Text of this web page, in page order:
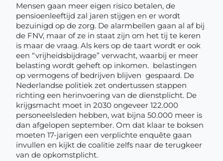
Mensen gaan meer eigen risico betalen, de
pensioenleeftijd zal jaren stijgen en er wordt
bezuinigd op de zorg. De alarmbellen gaan al af bij
de FNV, maar of ze in staat zijn om het tij te keren
is maar de vraag. Als kers op de taart wordt er ook
een “vrijheidsbijdrage” verwacht, waarbij er meer
belasting wordt geheft op inkomen. belastingen
op vermogens of bedrijven blijven gespaard. De
Nederlandse politiek zet ondertussen stappen
richting een herinvoering van de dienstplicht. De
krijgsmacht moet in 2030 ongeveer 122.000
personeelsleden hebben, wat bijna 50.000 meer is
dan afgelopen september. Om dat klaar te boksen
moeten 17-jarigen een verplichte enquête gaan
invullen en kijkt de coalitie zelfs naar de terugkeer
van de opkomstplicht.